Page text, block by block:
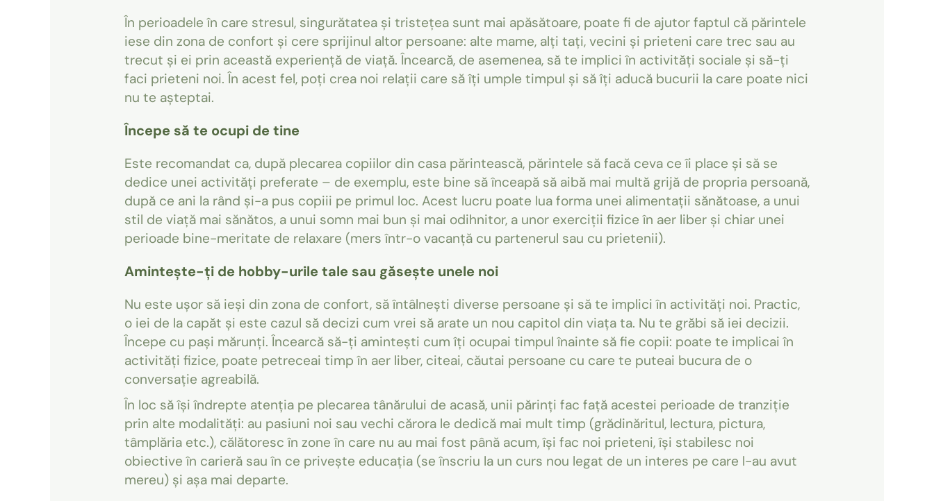
În perioadele în care stresul, singurătatea și tristețea sunt mai apăsătoare, poate fi de ajutor faptul că părintele
iese din zona de confort și cere sprijinul altor persoane: alte mame, alți tați, vecini și prieteni care trec sau au
trecut și ei prin această experiență de viață. Încearcă, de asemenea, să te implici în activități sociale și să-ți
faci prieteni noi. În acest fel, poți crea noi relații care să îți umple timpul și să îți aducă bucurii la care poate nici
nu te așteptai.
Începe să te ocupi de tine
Este recomandat ca, după plecarea copiilor din casa părintească, părintele să facă ceva ce îi place și să se
dedice unei activități preferate – de exemplu, este bine să înceapă să aibă mai multă grijă de propria persoană,
după ce ani la rând și-a pus copiii pe primul loc. Acest lucru poate lua forma unei alimentații sănătoase, a unui
stil de viață mai sănătos, a unui somn mai bun și mai odihnitor, a unor exerciții fizice în aer liber și chiar unei
perioade bine-meritate de relaxare (mers într-o vacanță cu partenerul sau cu prietenii).
Amintește-ți de hobby-urile tale sau găsește unele noi
Nu este ușor să ieși din zona de confort, să întâlnești diverse persoane și să te implici în activități noi. Practic,
o iei de la capăt și este cazul să decizi cum vrei să arate un nou capitol din viața ta. Nu te grăbi să iei decizii.
Începe cu pași mărunți. Încearcă să-ți amintești cum îți ocupai timpul înainte să fie copii: poate te implicai în
activități fizice, poate petreceai timp în aer liber, citeai, căutai persoane cu care te puteai bucura de o
conversație agreabilă.
În loc să își îndrepte atenția pe plecarea tânărului de acasă, unii părinți fac față acestei perioade de tranziție
prin alte modalități: au pasiuni noi sau vechi cărora le dedică mai mult timp (grădinăritul, lectura, pictura,
tâmplăria etc.), călătoresc în zone în care nu au mai fost până acum, își fac noi prieteni, își stabilesc noi
obiective în carieră sau în ce privește educația (se înscriu la un curs nou legat de un interes pe care l-au avut
mereu) și așa mai departe.